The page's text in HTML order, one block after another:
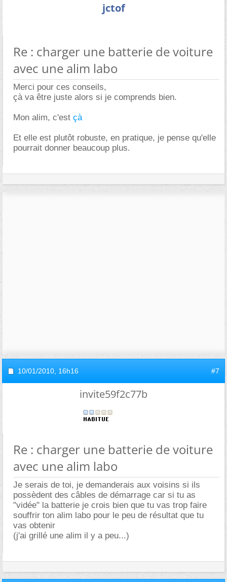
jctof
Re : charger une batterie de voiture
avec une alim labo
Merci pour ces conseils,
çà va être juste alors si je comprends bien.
Mon alim, c'est çà
Et elle est plutôt robuste, en pratique, je pense qu'elle
pourrait donner beaucoup plus.
10/01/2010, 16h16 #7
invite59f2c77b
Re : charger une batterie de voiture
avec une alim labo
Je serais de toi, je demanderais aux voisins si ils
possèdent des câbles de démarrage car si tu as
"vidée" la batterie je crois bien que tu vas trop faire
souffrir ton alim labo pour le peu de résultat que tu
vas obtenir
(j'ai grillé une alim il y a peu...)